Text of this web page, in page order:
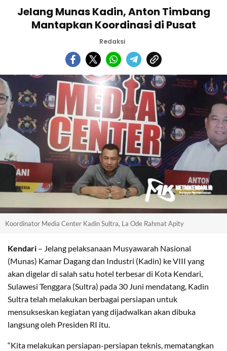
Jelang Munas Kadin, Anton Timbang
Mantapkan Koordinasi di Pusat
Redaksi
Koordinator Media Center Kadin Sultra, La Ode Rahmat Apity
Kendari – Jelang pelaksanaan Musyawarah Nasional
(Munas) Kamar Dagang dan Industri (Kadin) ke VIII yang
akan digelar di salah satu hotel terbesar di Kota Kendari,
Sulawesi Tenggara (Sultra) pada 30 Juni mendatang, Kadin
Sultra telah melakukan berbagai persiapan untuk
mensukseskan kegiatan yang dijadwalkan akan dibuka
langsung oleh Presiden RI itu.
“Kita melakukan persiapan-persiapan teknis, mematangkan